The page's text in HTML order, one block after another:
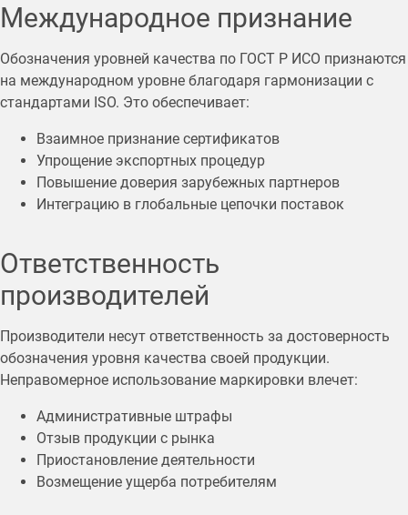
Международное признание
Обозначения уровней качества по ГОСТ Р ИСО признаются
на международном уровне благодаря гармонизации с
стандартами ISO. Это обеспечивает:
Взаимное признание сертификатов
Упрощение экспортных процедур
Повышение доверия зарубежных партнеров
Интеграцию в глобальные цепочки поставок
Ответственность
производителей
Производители несут ответственность за достоверность
обозначения уровня качества своей продукции.
Неправомерное использование маркировки влечет:
Административные штрафы
Отзыв продукции с рынка
Приостановление деятельности
Возмещение ущерба потребителям